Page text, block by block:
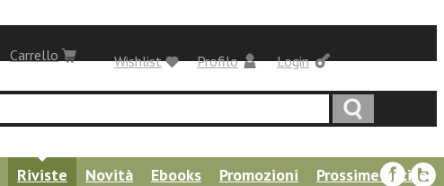
Login
Carrello Profilo
Wishlist
Riviste Novità Ebooks Promozioni
Prossime uscite